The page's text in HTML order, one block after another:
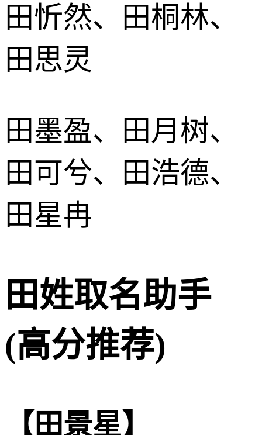
田忻然、田桐林、
田思灵
田墨盈、田月树、
田可兮、田浩德、
田星冉
田姓取名助手
(高分推荐)
【田景星】